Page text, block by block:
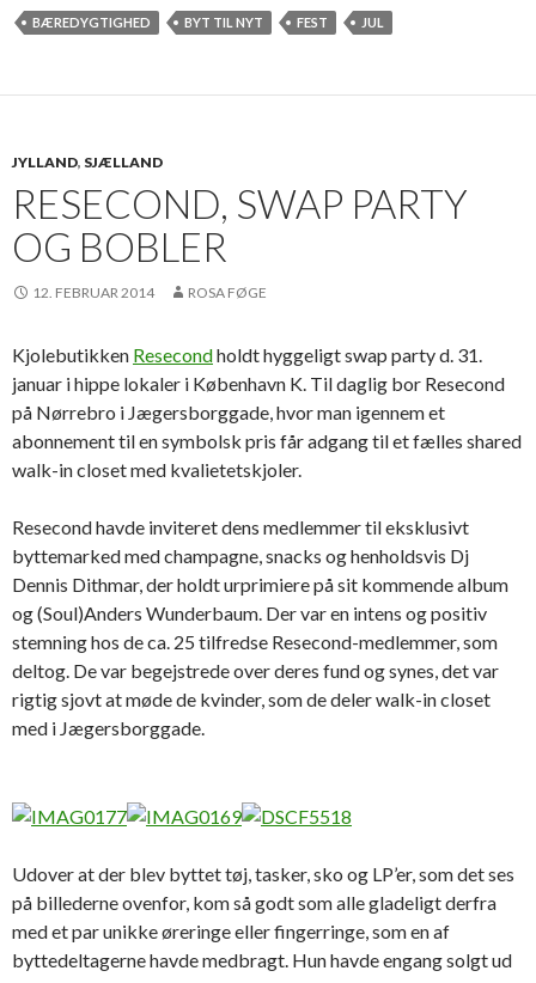
BÆREDYGTIGHED BYT TIL NYT FEST JUL
JYLLAND, SJÆLLAND
RESECOND, SWAP PARTY
OG BOBLER
12. FEBRUAR 2014 ROSA FØGE
Kjolebutikken Resecondholdt hyggeligt swap party d. 31.
januar i hippe lokaler i København K. Til daglig bor Resecond
på Nørrebro i Jægersborggade, hvor man igennem et
abonnement til en symbolsk pris får adgang til et fælles shared
walk-in closet med kvalietetskjoler.
Resecond havde inviteret dens medlemmer til eksklusivt
byttemarked med champagne, snacks og henholdsvis Dj
Dennis Dithmar, der holdt urprimiere på sit kommende album
og (Soul)Anders Wunderbaum. Der var en intens og positiv
stemning hos de ca. 25 tilfredse Resecond-medlemmer, som
deltog. De var begejstrede over deres fund og synes, det var
rigtig sjovt at møde de kvinder, som de deler walk-in closet
med i Jægersborggade.
Udover at der blev byttet tøj, tasker, sko og LP’er, som det ses
på billederne ovenfor, kom så godt som alle gladeligt derfra
med et par unikke øreringe eller fingerringe, som en af
byttedeltagerne havde medbragt. Hun havde engang solgt ud